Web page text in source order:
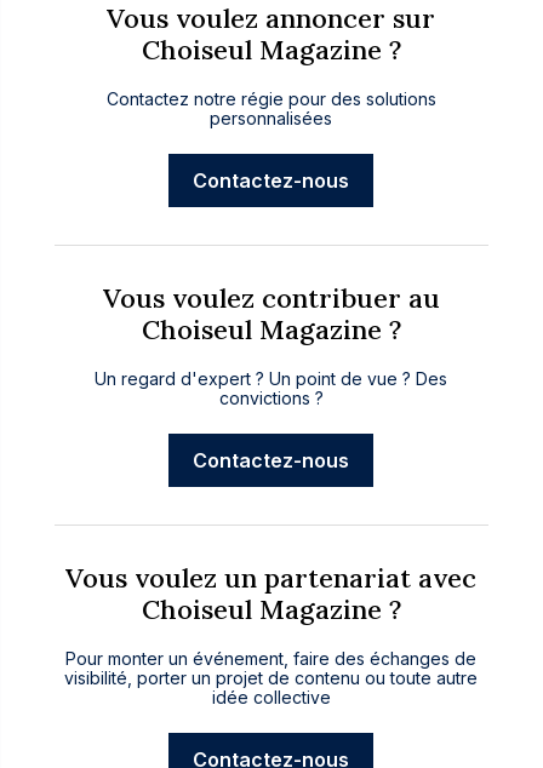
Vous voulez annoncer sur
Choiseul Magazine ?
Contactez notre régie pour des solutions
personnalisées
Contactez-nous
Vous voulez contribuer au
Choiseul Magazine ?
Un regard d'expert ? Un point de vue ? Des
convictions ?
Contactez-nous
Vous voulez un partenariat avec
Choiseul Magazine ?
Pour monter un événement, faire des échanges de
visibilité, porter un projet de contenu ou toute autre
idée collective
Contactez-nous